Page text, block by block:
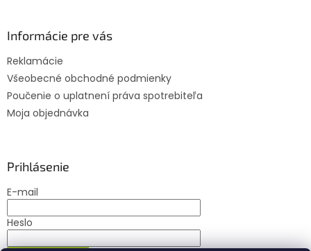
Informácie pre vás
Reklamácie
Všeobecné obchodné podmienky
Poučenie o uplatnení práva spotrebiteľa
Moja objednávka
Prihlásenie
E-mail
Heslo